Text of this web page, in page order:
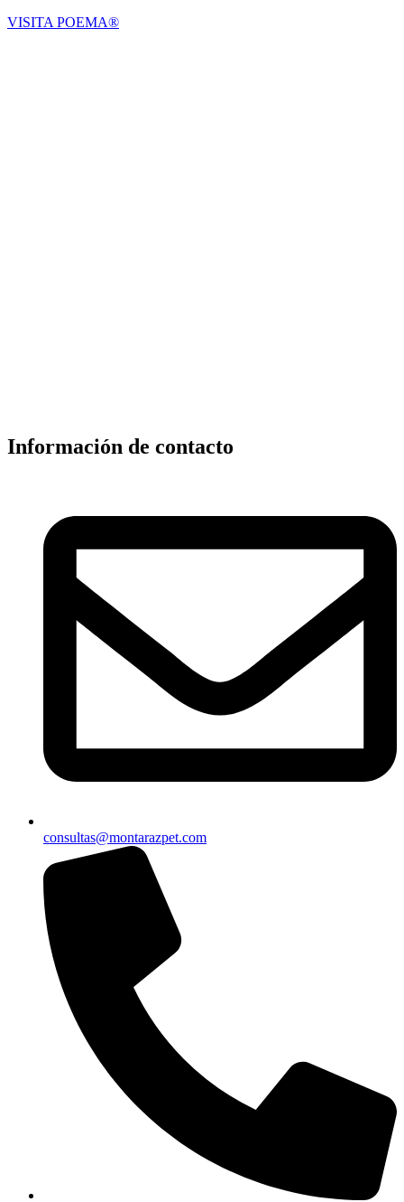
VISITA POEMA®
Información de contacto
consultas@montarazpet.com